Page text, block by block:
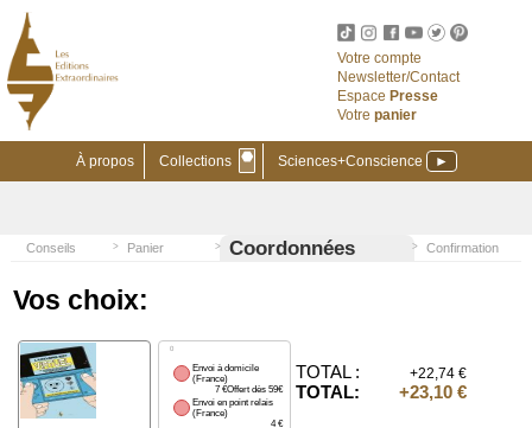
Votre compte
Newsletter/Contact
Espace Presse
Votre panier
À propos Collections ⬣ Sciences+Conscience ►
Conseils Panier Coordonnées Confirmation
Vos choix:
0
Envoi à domicile
(France)
7 €Offert dès 59€
Envoi en point relais
(France)
4 €
TOTAL : +22,74 €
TOTAL: +23,10 €